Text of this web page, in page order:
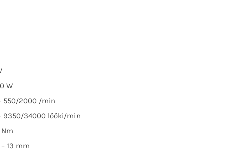
W
550/2000 /min
9350/34000 lööki/min
– 13 mm